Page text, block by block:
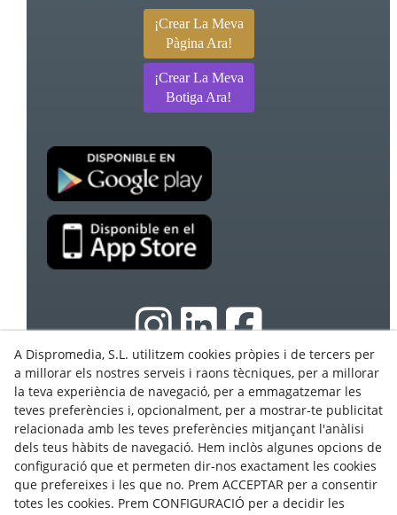
¡Crear La Meva
Pàgina Ara!
¡Crear La Meva
Botiga Ara!
© 08/2026 Ebasnet - Dispromedia, SL - Tots els drets
reservats.
Condicions d'Ús
Avís Legal
Política de privacitat
A Dispromedia, S.L. utilitzem cookies pròpies i de tercers per
a millorar els nostres serveis i raons tècniques, per a millorar
la teva experiència de navegació, per a emmagatzemar les
teves preferències i, opcionalment, per a mostrar-te publicitat
relacionada amb les teves preferències mitjançant l'anàlisi
dels teus hàbits de navegació. Hem inclòs algunes opcions de
configuració que et permeten dir-nos exactament les cookies
que prefereixes i les que no. Prem ACCEPTAR per a consentir
totes les cookies. Prem CONFIGURACIÓ per a decidir les